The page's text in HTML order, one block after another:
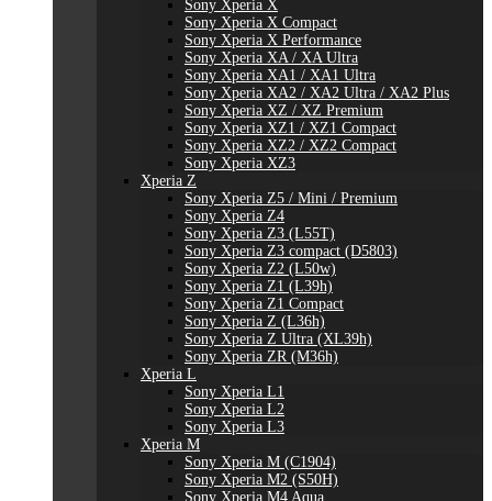
Sony Xperia X
Sony Xperia X Compact
Sony Xperia X Performance
Sony Xperia XA / XA Ultra
Sony Xperia XA1 / XA1 Ultra
Sony Xperia XA2 / XA2 Ultra / XA2 Plus
Sony Xperia XZ / XZ Premium
Sony Xperia XZ1 / XZ1 Compact
Sony Xperia XZ2 / XZ2 Compact
Sony Xperia XZ3
Xperia Z
Sony Xperia Z5 / Mini / Premium
Sony Xperia Z4
Sony Xperia Z3 (L55T)
Sony Xperia Z3 compact (D5803)
Sony Xperia Z2 (L50w)
Sony Xperia Z1 (L39h)
Sony Xperia Z1 Compact
Sony Xperia Z (L36h)
Sony Xperia Z Ultra (XL39h)
Sony Xperia ZR (M36h)
Xperia L
Sony Xperia L1
Sony Xperia L2
Sony Xperia L3
Xperia M
Sony Xperia M (C1904)
Sony Xperia M2 (S50H)
Sony Xperia M4 Aqua